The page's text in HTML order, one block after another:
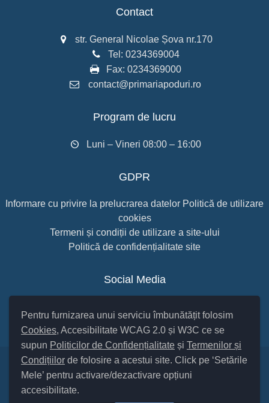
Pentru furnizarea unui serviciu îmbunătățit folosim
Cookies, Accesibilitate WCAG 2.0 și W3C ce se
supun Politicilor de Confidențialitate și Termenilor și
Condițiilor de folosire a acestui site. Click pe ‘Setările
Mele’ pentru activare/dezactivare opțiuni
accesibilitate.
Contact
str. General Nicolae Șova nr.170
Tel: 0234369004
Fax: 0234369000
contact@primariapoduri.ro
Program de lucru
Luni – Vineri 08:00 – 16:00
GDPR
Informare cu privire la prelucrarea datelor Politică de utilizare
cookies
Termeni și condiții de utilizare a site-ului
Politică de confidențialitate site
Social Media
Setări Cookies și Accesibilitate